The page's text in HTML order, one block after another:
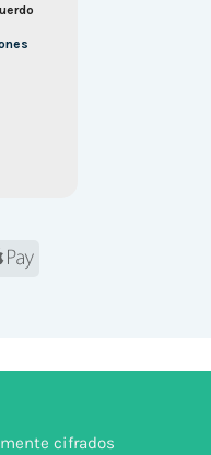
Apple
cifrados